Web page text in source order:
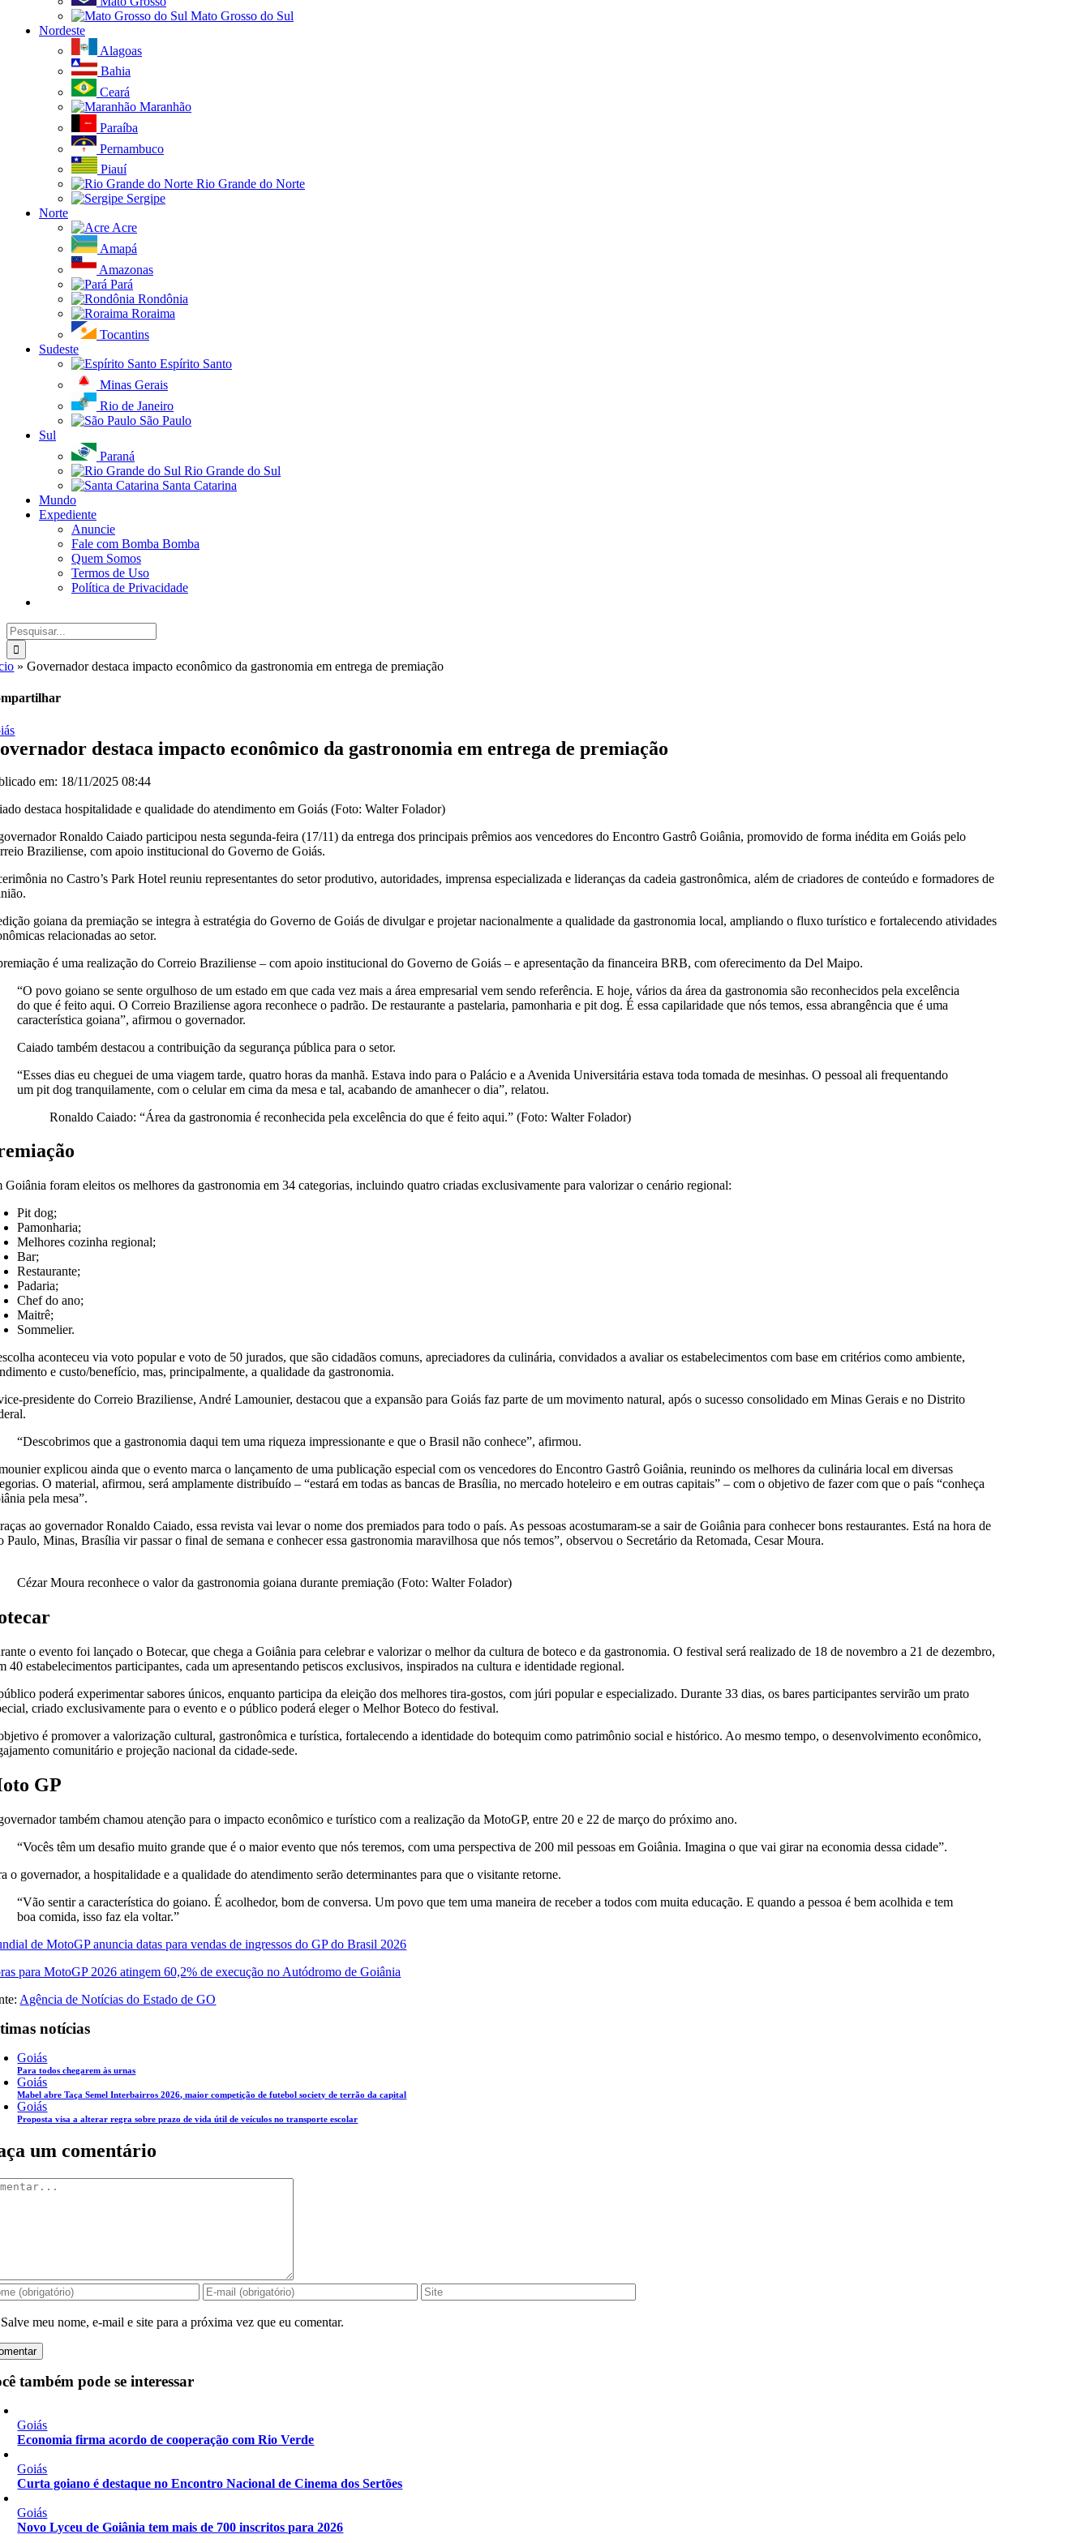
Mato Grosso do Sul
Nordeste
Alagoas
Bahia
Ceará
Maranhão
Paraíba
Pernambuco
Piauí
Rio Grande do Norte
Sergipe
Norte
Acre
Amapá
Amazonas
Pará
Rondônia
Roraima
Tocantins
Sudeste
Espírito Santo
Minas Gerais
Rio de Janeiro
São Paulo
Sul
Paraná
Rio Grande do Sul
Santa Catarina
Mundo
Expediente
Anuncie
Fale com Bomba Bomba
Quem Somos
Termos de Uso
Política de Privacidade
Buscar
resultados
para:
»Governador destaca impacto econômico da gastronomia em entrega de premiação
destaca impacto econômico da gastronomia em entrega de premiação
em: 18/11/2025 08:44
destaca hospitalidade e qualidade do atendimento em Goiás (Foto: Walter Folador)
Ronaldo Caiado participou nesta segunda-feira (17/11) da entrega dos principais prêmios aos vencedores do Encontro Gastrô Goiânia, promovido de forma inédita em Goiás pelo
Braziliense, com apoio institucional do Governo de Goiás.
no Castro’s Park Hotel reuniu representantes do setor produtivo, autoridades, imprensa especializada e lideranças da cadeia gastronômica, além de criadores de conteúdo e formadores de
goiana da premiação se integra à estratégia do Governo de Goiás de divulgar e projetar nacionalmente a qualidade da gastronomia local, ampliando o fluxo turístico e fortalecendo atividades
relacionadas ao setor.
é uma realização do Correio Braziliense – com apoio institucional do Governo de Goiás – e apresentação da financeira BRB, com oferecimento da Del Maipo.
“O povo goiano se sente orgulhoso de um estado em que cada vez mais a área empresarial vem sendo referência. E hoje, vários da área da gastronomia são reconhecidos pela excelência
do que é feito aqui. O Correio Braziliense agora reconhece o padrão. De restaurante a pastelaria, pamonharia e pit dog. É essa capilaridade que nós temos, essa abrangência que é uma
característica goiana”, afirmou o governador.
Caiado também destacou a contribuição da segurança pública para o setor.
“Esses dias eu cheguei de uma viagem tarde, quatro horas da manhã. Estava indo para o Palácio e a Avenida Universitária estava toda tomada de mesinhas. O pessoal ali frequentando
um pit dog tranquilamente, com o celular em cima da mesa e tal, acabando de amanhecer o dia”, relatou.
Ronaldo Caiado: “Área da gastronomia é reconhecida pela excelência do que é feito aqui.” (Foto: Walter Folador)
Goiânia foram eleitos os melhores da gastronomia em 34 categorias, incluindo quatro criadas exclusivamente para valorizar o cenário regional:
Pit dog;
Pamonharia;
Melhores cozinha regional;
Bar;
Restaurante;
Padaria;
Chef do ano;
Maitrê;
Sommelier.
aconteceu via voto popular e voto de 50 jurados, que são cidadãos comuns, apreciadores da culinária, convidados a avaliar os estabelecimentos com base em critérios como ambiente,
e custo/benefício, mas, principalmente, a qualidade da gastronomia.
presidente do Correio Braziliense, André Lamounier, destacou que a expansão para Goiás faz parte de um movimento natural, após o sucesso consolidado em Minas Gerais e no Distrito
“Descobrimos que a gastronomia daqui tem uma riqueza impressionante e que o Brasil não conhece”, afirmou.
explicou ainda que o evento marca o lançamento de uma publicação especial com os vencedores do Encontro Gastrô Goiânia, reunindo os melhores da culinária local em diversas
O material, afirmou, será amplamente distribuído – “estará em todas as bancas de Brasília, no mercado hoteleiro e em outras capitais” – com o objetivo de fazer com que o país “conheça
pela mesa”.
ao governador Ronaldo Caiado, essa revista vai levar o nome dos premiados para todo o país. As pessoas acostumaram-se a sair de Goiânia para conhecer bons restaurantes. Está na hora de
Paulo, Minas, Brasília vir passar o final de semana e conhecer essa gastronomia maravilhosa que nós temos”, observou o Secretário da Retomada, Cesar Moura.
Cézar Moura reconhece o valor da gastronomia goiana durante premiação (Foto: Walter Folador)
o evento foi lançado o Botecar, que chega a Goiânia para celebrar e valorizar o melhor da cultura de boteco e da gastronomia. O festival será realizado de 18 de novembro a 21 de dezembro,
40 estabelecimentos participantes, cada um apresentando petiscos exclusivos, inspirados na cultura e identidade regional.
poderá experimentar sabores únicos, enquanto participa da eleição dos melhores tira-gostos, com júri popular e especializado. Durante 33 dias, os bares participantes servirão um prato
criado exclusivamente para o evento e o público poderá eleger o Melhor Boteco do festival.
é promover a valorização cultural, gastronômica e turística, fortalecendo a identidade do botequim como patrimônio social e histórico. Ao mesmo tempo, o desenvolvimento econômico,
comunitário e projeção nacional da cidade-sede.
GP
também chamou atenção para o impacto econômico e turístico com a realização da MotoGP, entre 20 e 22 de março do próximo ano.
“Vocês têm um desafio muito grande que é o maior evento que nós teremos, com uma perspectiva de 200 mil pessoas em Goiânia. Imagina o que vai girar na economia dessa cidade”.
o governador, a hospitalidade e a qualidade do atendimento serão determinantes para que o visitante retorne.
“Vão sentir a característica do goiano. É acolhedor, bom de conversa. Um povo que tem uma maneira de receber a todos com muita educação. E quando a pessoa é bem acolhida e tem
boa comida, isso faz ela voltar.”
de MotoGP anuncia datas para vendas de ingressos do GP do Brasil 2026
para MotoGP 2026 atingem 60,2% de execução no Autódromo de Goiânia
Agência de Notícias do Estado de GO
notícias
Goiás
Para todos chegarem às urnas
Goiás
Mabel abre Taça Semel Interbairros 2026, maior competição de futebol society de terrão da capital
Goiás
Proposta visa a alterar regra sobre prazo de vida útil de veículos no transporte escolar
um comentário
Salve meu nome, e-mail e site para a próxima vez que eu comentar.
também pode se interessar
Goiás
Economia firma acordo de cooperação com Rio Verde
Goiás
Curta goiano é destaque no Encontro Nacional de Cinema dos Sertões
Goiás
Novo Lyceu de Goiânia tem mais de 700 inscritos para 2026